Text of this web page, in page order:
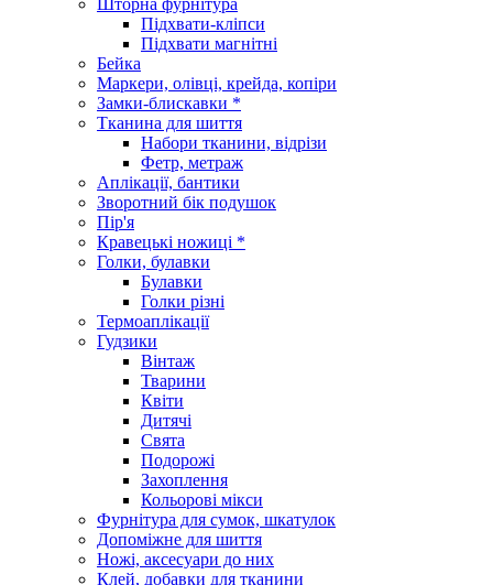
Підхвати-кліпси
Підхвати магнітні
Бейка
Маркери, олівці, крейда, копіри
Замки-блискавки *
Тканина для шиття
Набори тканини, відрізи
Фетр, метраж
Аплікації, бантики
Зворотний бік подушок
Пір'я
Кравецькі ножиці *
Голки, булавки
Булавки
Голки різні
Термоаплікації
Гудзики
Вінтаж
Тварини
Квіти
Дитячі
Свята
Подорожі
Захоплення
Кольорові мікси
Фурнітура для сумок, шкатулок
Допоміжне для шиття
Ножі, аксесуари до них
Клей, добавки для тканини